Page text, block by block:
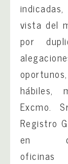
vista del
por
hábiles,
Excmo.
Registro
en
oficinas